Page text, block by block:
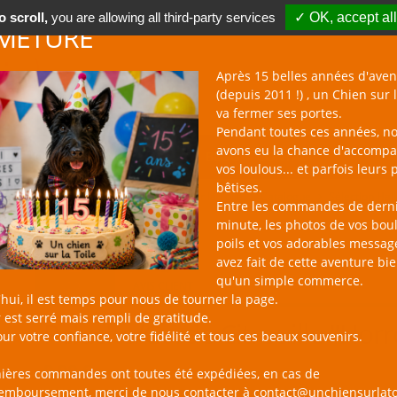
Après 15 belles années
(depuis 2011 !) , un Chien sur
va fermer ses portes.
Pendant toutes ces années,
avons eu la chance
vos loulous... et parfois leurs
bêtises.
Entre les commandes de
minute, les photos de vos
poils et vos adorables
avez fait de cette aventure
qu'un simple commerce.
il est temps pour nous de tourner la page.
est serré mais rempli de gratitude.
votre confiance, votre fidélité et tous ces beaux souvenirs.
commandes ont toutes été expédiées, en cas de
merci de nous contacter à
NAC NOUVEAUTÉS BLOG CONTACT
un Chien sur la Toile Catalogue
Peluche/Corde Citrouille
9,90 €
scroll,you are allowing all third-party services ✓ OK, accept all